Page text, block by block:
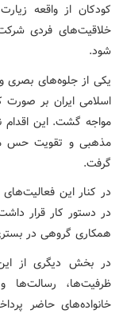
کودکان از واقعه
خلاقیت‌های فردی
شود.
یکی از جلوه‌های بصری
اسلامی ایران بر صورت
مواجه گشت. این اقدام
مذهبی و تقویت حس
گرفت.
در کنار این
در دستور کار قرار
همکاری گروهی در
در بخش دیگری از
ظرفیت‌ها، رسالت‌ها
خانواده‌های حاضر